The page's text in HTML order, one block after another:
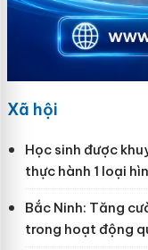
Xã hội
Học sinh được
thực hành 1 loại
Bắc Ninh: Tăng
trong hoạt động